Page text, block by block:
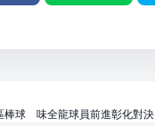
棒球 味全龍球員前進彰化對決